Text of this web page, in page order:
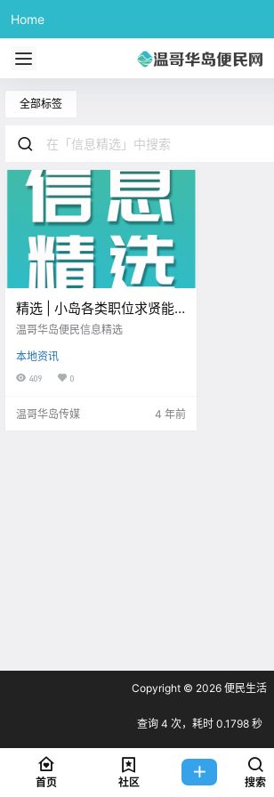
Home
全部标签
精选 | 小岛各类职位求贤能
之士！9新Nespresso咖啡机
胶囊！！
温哥华岛便民信息精选
本地资讯
409 0
温哥华岛传媒 4 年前
Copyright © 2026 便民生活
查询 4 次，耗时 0.1798 秒
首页 社区 搜索